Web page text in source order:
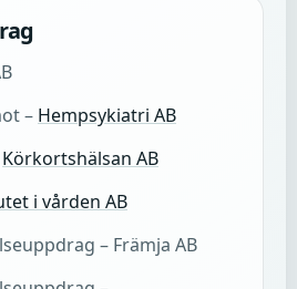
– Hempsykiatri AB
Körkortshälsan AB
i vården AB
– Främja AB